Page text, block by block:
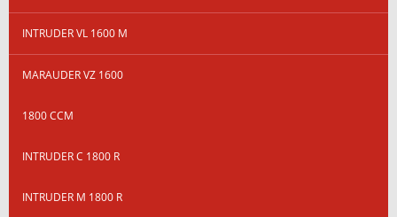
INTRUDER VL 1600 M
MARAUDER VZ 1600
1800 CCM
INTRUDER C 1800 R
INTRUDER M 1800 R